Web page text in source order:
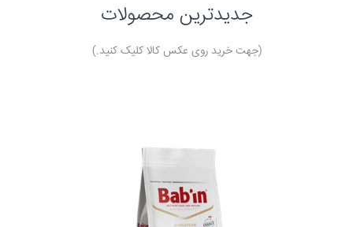
جدیدترین محصولات
(جهت خرید روی عکس کالا کلیک کنید.)